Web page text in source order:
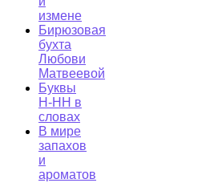
измене
Бирюзовая
бухта
Любови
Матвеевой
Буквы
Н-НН в
словах
В мире
запахов
и
ароматов